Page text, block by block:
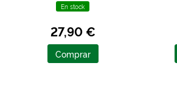
En stock
27,90 €
Comprar